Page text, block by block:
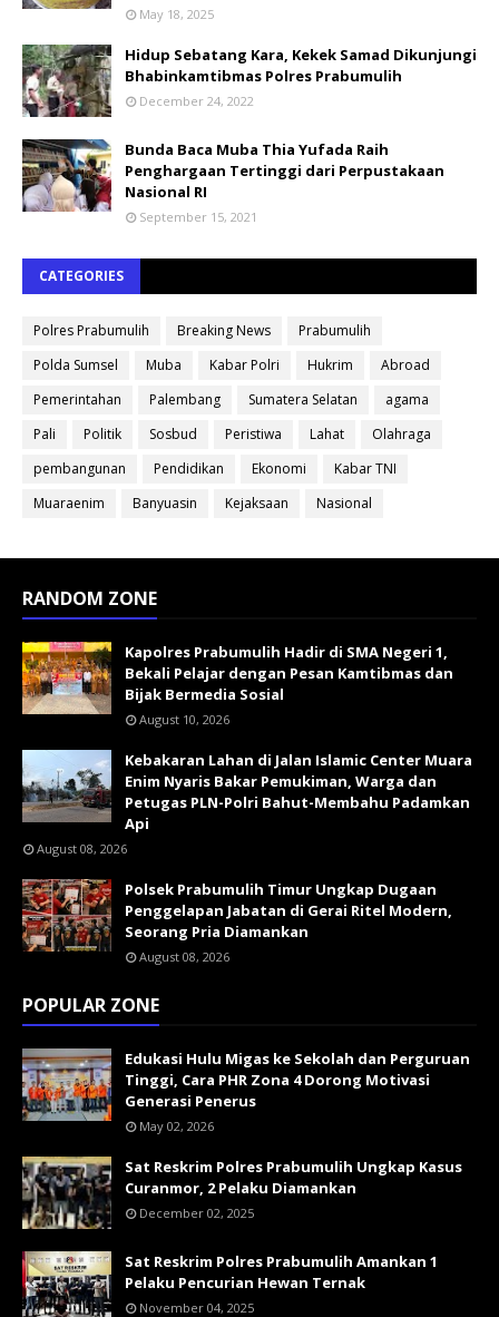
May 18, 2025
Hidup Sebatang Kara, Kekek Samad Dikunjungi
Bhabinkamtibmas Polres Prabumulih
December 24, 2022
Bunda Baca Muba Thia Yufada Raih
Penghargaan Tertinggi dari Perpustakaan
Nasional RI
September 15, 2021
CATEGORIES
Polres Prabumulih Breaking News
Prabumulih
Polda Sumsel
Muba Kabar Polri Hukrim
Abroad
Pemerintahan
Palembang Sumatera Selatan
agama
Pali
Politik Sosbud Peristiwa Lahat
Olahraga
pembangunan
Pendidikan Ekonomi
Kabar TNI
Muaraenim
Banyuasin Kejaksaan Nasional
RANDOM ZONE
Kapolres Prabumulih Hadir di SMA Negeri 1,
Bekali Pelajar dengan Pesan Kamtibmas dan
Bijak Bermedia Sosial
August 10, 2026
Kebakaran Lahan di Jalan Islamic Center Muara
Enim Nyaris Bakar Pemukiman, Warga dan
Petugas PLN-Polri Bahut-Membahu Padamkan
Api
August 08, 2026
Polsek Prabumulih Timur Ungkap Dugaan
Penggelapan Jabatan di Gerai Ritel Modern,
Seorang Pria Diamankan
August 08, 2026
POPULAR ZONE
Edukasi Hulu Migas ke Sekolah dan Perguruan
Tinggi, Cara PHR Zona 4 Dorong Motivasi
Generasi Penerus
May 02, 2026
Sat Reskrim Polres Prabumulih Ungkap Kasus
Curanmor, 2 Pelaku Diamankan
December 02, 2025
Sat Reskrim Polres Prabumulih Amankan 1
Pelaku Pencurian Hewan Ternak
November 04, 2025